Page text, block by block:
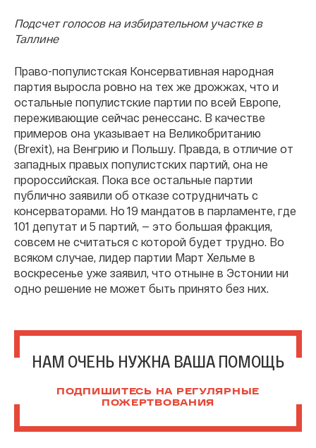
Подсчет голосов на избирательном участке в
Таллине
Право-популистская Консервативная народная
партия выросла ровно на тех же дрожжах, что и
остальные популистские партии по всей Европе,
переживающие сейчас ренессанс. В качестве
примеров она указывает на Великобританию
(Brexit), на Венгрию и Польшу. Правда, в отличие от
западных правых популистских партий, она не
пророссийская. Пока все остальные партии
публично заявили об отказе сотрудничать с
консерваторами. Но 19 мандатов в парламенте, где
101 депутат и 5 партий, — это большая фракция,
совсем не считаться с которой будет трудно. Во
всяком случае, лидер партии Март Хельме в
воскресенье уже заявил, что отныне в Эстонии ни
одно решение не может быть принято без них.
НАМ ОЧЕНЬ НУЖНА ВАША ПОМОЩЬ
ПОДПИШИТЕСЬ НА РЕГУЛЯРНЫЕ
ПОЖЕРТВОВАНИЯ